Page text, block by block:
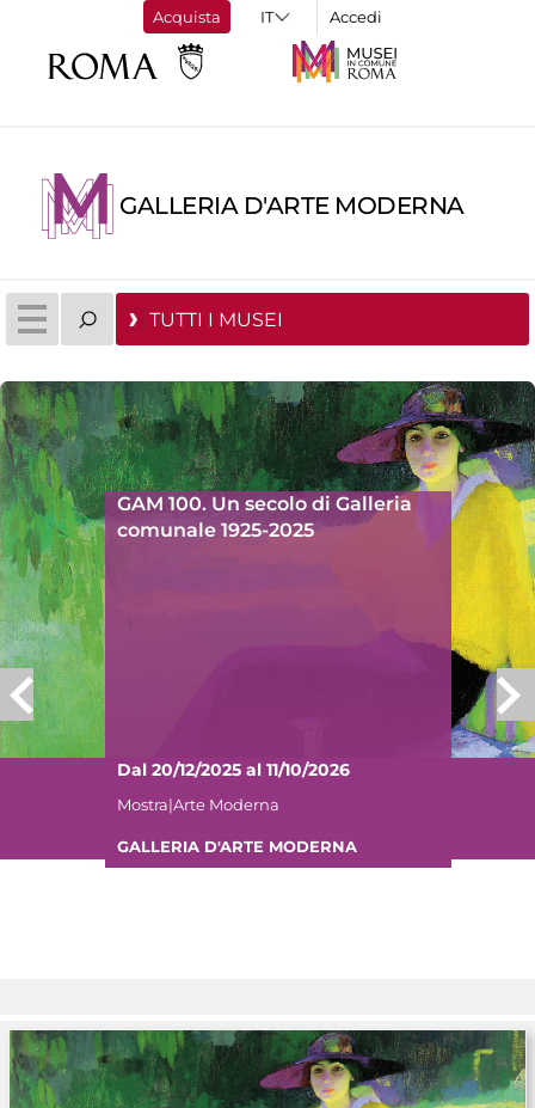
Acquista Accedi
GALLERIA D'ARTE MODERNA
TUTTI I MUSEI
GAM 100. Un secolo di Galleria
comunale 1925-2025
Dal 20/12/2025 al 11/10/2026
Mostra|Arte Moderna
GALLERIA D'ARTE MODERNA